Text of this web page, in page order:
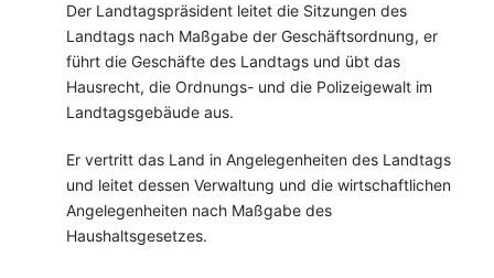
Der Landtagspräsident leitet die Sitzungen des
Landtags nach Maßgabe der Geschäftsordnung, er
führt die Geschäfte des Landtags und übt das
Hausrecht, die Ordnungs- und die Polizeigewalt im
Landtagsgebäude aus.
Er vertritt das Land in Angelegenheiten des Landtags
und leitet dessen Verwaltung und die wirtschaftlichen
Angelegenheiten nach Maßgabe des
Haushaltsgesetzes.